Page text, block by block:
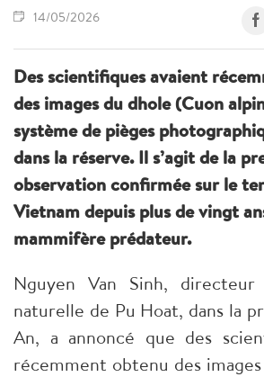
14/05/2026
Des scientifiques avaient
des images du dhole (Cuon
système de pièges
dans la réserve. Il s’agit de la
observation confirmée sur le
Vietnam depuis plus de vingt
mammifère prédateur.
Nguyen Van Sinh,
naturelle de Pu Hoat, dans la
An, a annoncé que des
récemment obtenu des